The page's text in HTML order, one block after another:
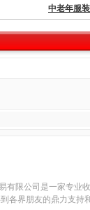
中老年服装
有限公司是一家专业
各界朋友的鼎力支持